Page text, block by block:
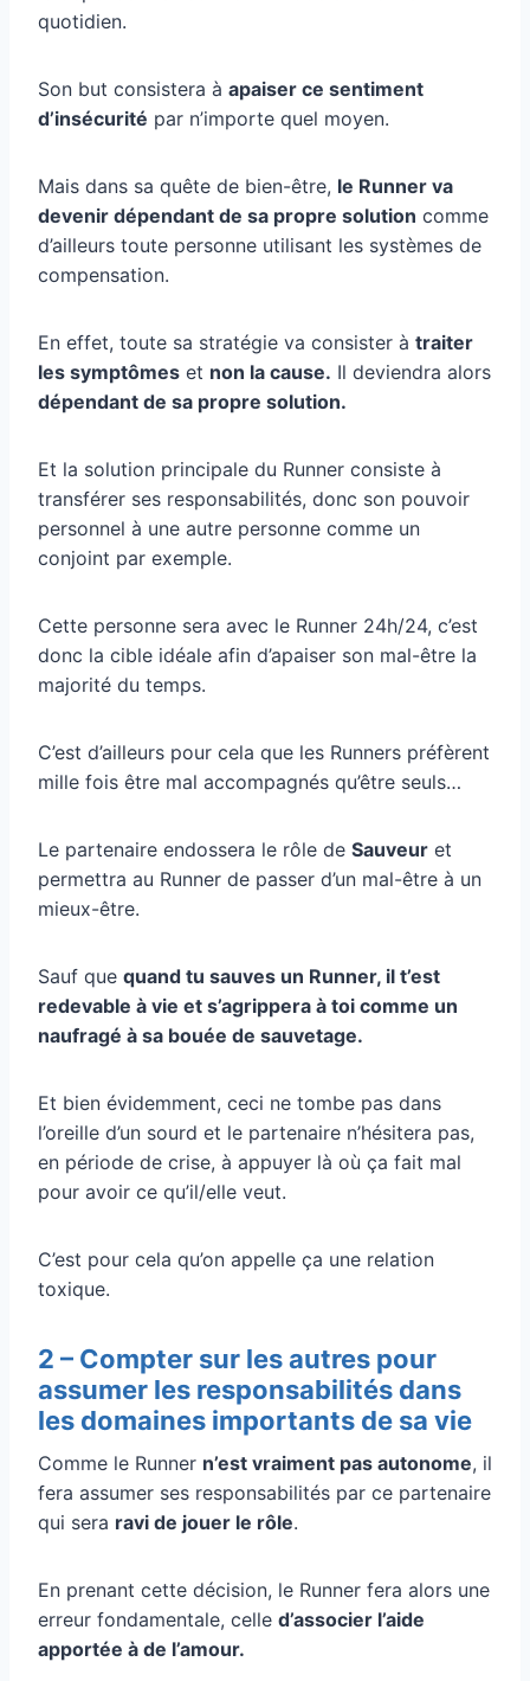
quotidien.
Son but consistera à apaiser ce sentiment
d’insécurité par n’importe quel moyen.
Mais dans sa quête de bien-être, le Runner va
devenir dépendant de sa propre solution comme
d’ailleurs toute personne utilisant les systèmes de
compensation.
En effet, toute sa stratégie va consister à traiter
les symptômes et non la cause. Il deviendra alors
dépendant de sa propre solution.
Et la solution principale du Runner consiste à
transférer ses responsabilités, donc son pouvoir
personnel à une autre personne comme un
conjoint par exemple.
Cette personne sera avec le Runner 24h/24, c’est
donc la cible idéale afin d’apaiser son mal-être la
majorité du temps.
C’est d’ailleurs pour cela que les Runners préfèrent
mille fois être mal accompagnés qu’être seuls…
Le partenaire endossera le rôle de Sauveur et
permettra au Runner de passer d’un mal-être à un
mieux-être.
Sauf que quand tu sauves un Runner, il t’est
redevable à vie et s’agrippera à toi comme un
naufragé à sa bouée de sauvetage.
Et bien évidemment, ceci ne tombe pas dans
l’oreille d’un sourd et le partenaire n’hésitera pas,
en période de crise, à appuyer là où ça fait mal
pour avoir ce qu’il/elle veut.
C’est pour cela qu’on appelle ça une relation
toxique.
2 – Compter sur les autres pour
assumer les responsabilités dans
les domaines importants de sa vie
Comme le Runner n’est vraiment pas autonome, il
fera assumer ses responsabilités par ce partenaire
qui sera ravi de jouer le rôle.
En prenant cette décision, le Runner fera alors une
erreur fondamentale, celle d’associer l’aide
apportée à de l’amour.